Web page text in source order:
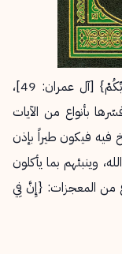
والمراد بالآية في قوله: {قَدْ جِئْتُكُمْ بِآيَةٍ مِنْ رَبِّكُمْ} [آل عمران: 49]،
بأنواع من الآيات
فيه فيكون طيراً بإذن
وينبئهم بما يأكلون
من المعجزات: {إِنَّ فِي